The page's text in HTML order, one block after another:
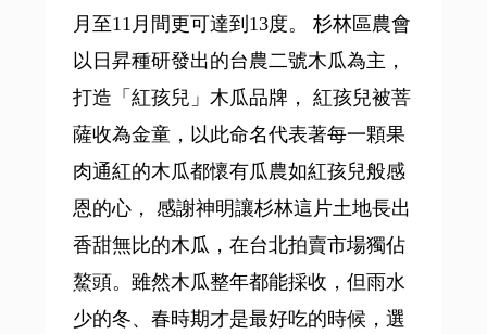
月至11月間更可達到13度。 杉林區農會
以日昇種研發出的台農二號木瓜為主，
打造「紅孩兒」木瓜品牌， 紅孩兒被菩
薩收為金童，以此命名代表著每一顆果
肉通紅的木瓜都懷有瓜農如紅孩兒般感
恩的心， 感謝神明讓杉林這片土地長出
香甜無比的木瓜，在台北拍賣市場獨佔
鰲頭。雖然木瓜整年都能採收，但雨水
少的冬、春時期才是最好吃的時候，選